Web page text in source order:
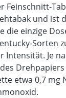
Feinschnitt-
und ist
die einzige
Sorten
Intensität. Je
etwa 0,7 mg